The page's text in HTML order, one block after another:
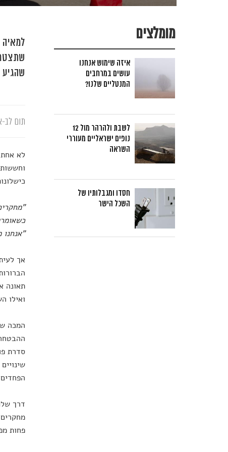
תום לב-
לא אחת
"
אך
תאונה
ואילו
סדרת
דרך
פחות
מומלצים
איזה שימוש אנחנו
עושים במרחבים
המנטליים שלנו?
לשבת ולהרהר מול 12
נופים ישראליים מעוררי
השראה
חסדו ומגבלותיו של
השכל הישר